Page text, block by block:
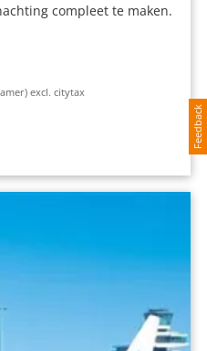
compleet te maken.
excl. citytax
Feedback